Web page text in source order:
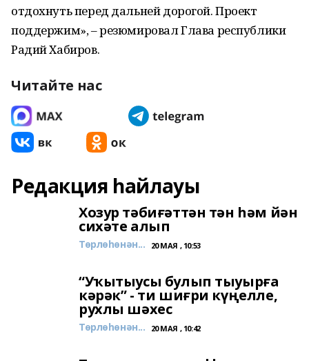
отдохнуть перед дальней дорогой. Проект
поддержим», – резюмировал Глава республики
Радий Хабиров.
Читайте нас
Редакция һайлауы
Хозур тәбиғәттән тән һәм йән
сихәте алып
Төрлөһөнән... 20 МАЯ , 10:53
“Уҡытыусы булып тыуырға
кәрәк” - ти шиғри күңелле,
рухлы шәхес
Төрлөһөнән... 20 МАЯ , 10:42